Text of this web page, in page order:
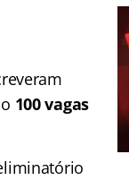
100 vagas